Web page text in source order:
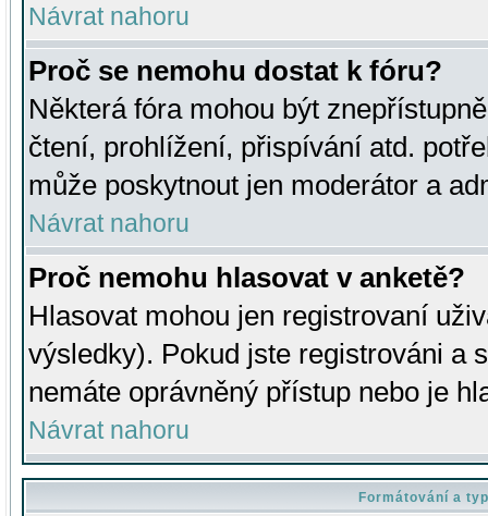
Návrat nahoru
Proč se nemohu dostat k fóru?
Některá fóra mohou být
čtení, prohlížení, přispívání atd.
může poskytnout jen moderátor a
Návrat nahoru
Proč nemohu hlasovat v anketě?
Hlasovat mohou jen registrovaní
výsledky). Pokud jste registrováni a
nemáte oprávněný přístup nebo je
Návrat nahoru
Formátování a